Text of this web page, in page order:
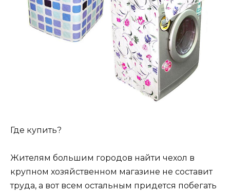
Где купить?
Жителям большим городов найти чехол в
крупном хозяйственном магазине не составит
труда, а вот всем остальным придется побегать